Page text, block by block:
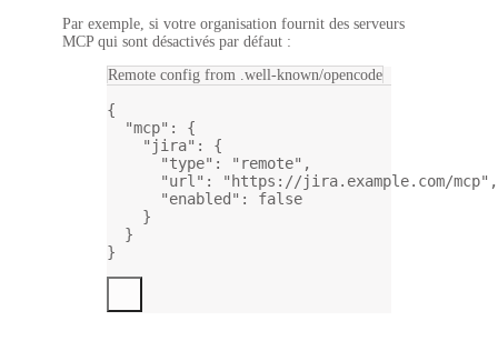
Par exemple, si votre organisation fournit des serveurs
MCP qui sont désactivés par défaut :
Remote config from .well-known/opencode
{
"mcp" : {
"jira" : {
"type" : "remote" ,
"url" : "https://jira.example.com/mcp" ,
"enabled" : false
}
}
}